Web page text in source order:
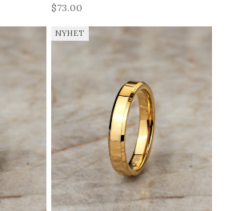
REA-pris
$73.00
NYHET